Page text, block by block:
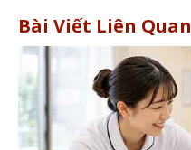
Bài Viết Liên Quan